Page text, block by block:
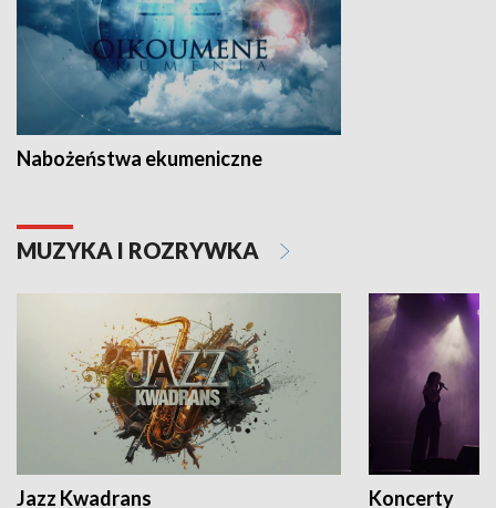
Nabożeństwa ekumeniczne
MUZYKA I ROZRYWKA
Jazz Kwadrans Koncerty